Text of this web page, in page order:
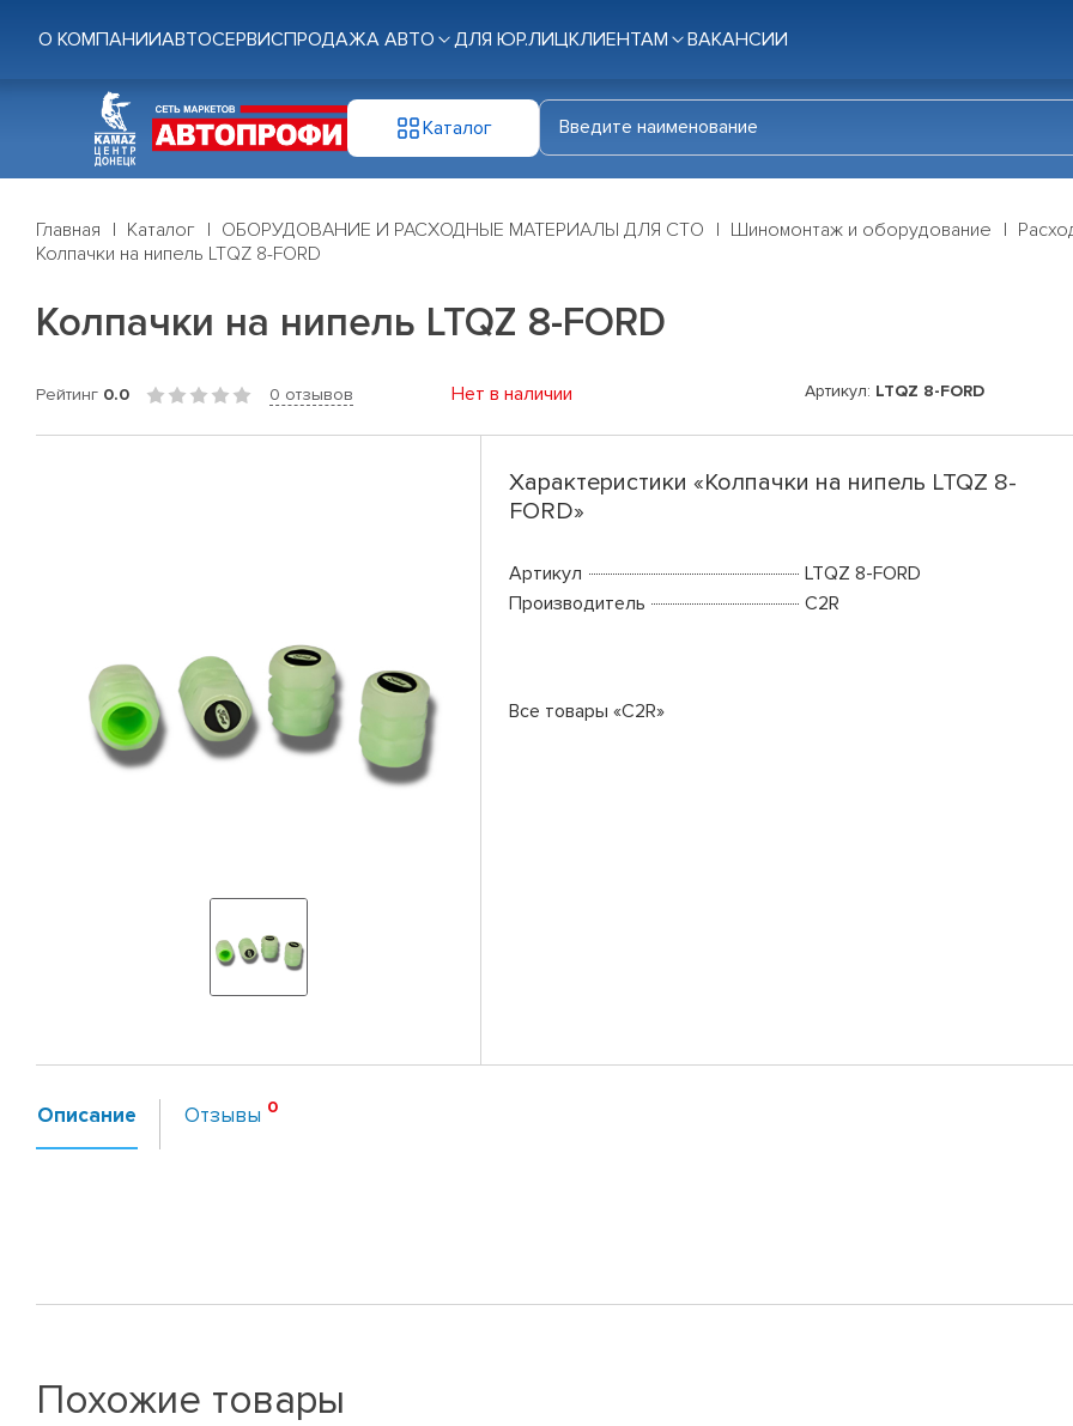
О КОМПАНИИАВТОСЕРВИСПРОДАЖА АВТО ДЛЯ ЮР.ЛИЦКЛИЕНТАМ ВАКАНСИИ
Каталог
Главная Каталог ОБОРУДОВАНИЕ И РАСХОДНЫЕ МАТЕРИАЛЫ ДЛЯ СТО Шиномонтаж и оборудование
Колпачки на нипель LTQZ 8-FORD
Колпачки на нипель LTQZ 8-FORD
Рейтинг 0.0 0 отзывов Нет в наличии Артикул: LTQZ 8-FORD
Характеристики «Колпачки на нипель LTQZ 8-
FORD»
Артикул
LTQZ 8-FORD
Производитель
C2R
Все товары «C2R»
Описание Отзывы
Похожие товары